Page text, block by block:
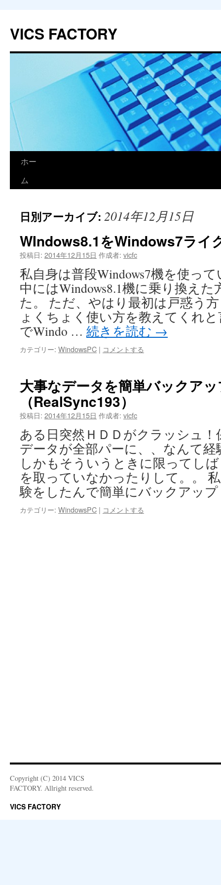
VICS FACTORY
コ
ツ
へ
ス
キ
ッ
プ
ホー
ム
日別アーカイブ: 2014年12月15日
WIndows8.1をWindows7ライ
投稿日: 2014年12月15日 作成者: vicfc
私自身は普段Windows7機を使っ
中にはWindows8.1機に乗り換え
た。 ただ、やはり最初は戸惑う
ょくちょく使い方を教えてくれ
でWindo … 続きを読む →
カテゴリー: WindowsPC | コメントする
大事なデータを簡単バックア
（RealSync193）
投稿日: 2014年12月15日 作成者: vicfc
ある日突然ＨＤＤがクラッシュ
データが全部パーに、、なんて
しかもそういうときに限ってし
を取っていなかったりして。。
験をしたんで簡単にバックアッ
カテゴリー: WindowsPC | コメントする
Copyright (C) 2014 VICS
FACTORY. Allright reserved.
VICS FACTORY